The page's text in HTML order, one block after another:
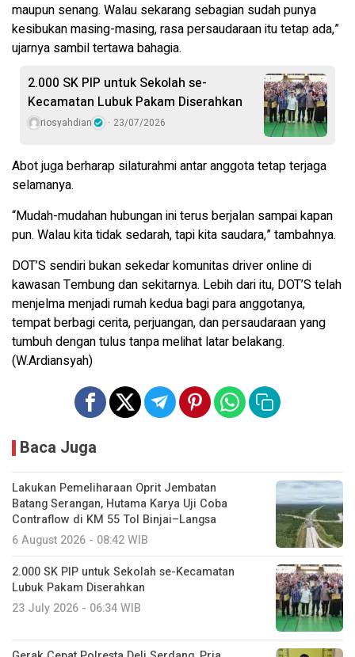
maupun senang. Walau sekarang sebagian sudah punya
kesibukan masing-masing, rasa persaudaraan itu tetap ada,”
ujarnya sambil tertawa bahagia.
2.000 SK PIP untuk Sekolah se-
Kecamatan Lubuk Pakam Diserahkan
riosyahdian 23/07/2026
Abot juga berharap silaturahmi antar anggota tetap terjaga
selamanya.
“Mudah-mudahan hubungan ini terus berjalan sampai kapan
pun. Walau kita tidak sedarah, tapi kita saudara,” tambahnya.
DOT’S sendiri bukan sekedar komunitas driver online di
kawasan Tembung dan sekitarnya. Lebih dari itu, DOT’S telah
menjelma menjadi rumah kedua bagi para anggotanya,
tempat berbagi cerita, perjuangan, dan persaudaraan yang
tumbuh dengan tulus tanpa melihat latar belakang.
(W.Ardiansyah)
Baca Juga
Lakukan Pemeliharaan Oprit Jembatan
Batang Serangan, Hutama Karya Uji Coba
Contraflow di KM 55 Tol Binjai–Langsa
6 August 2026 - 08:42 WIB
2.000 SK PIP untuk Sekolah se-Kecamatan
Lubuk Pakam Diserahkan
23 July 2026 - 06:34 WIB